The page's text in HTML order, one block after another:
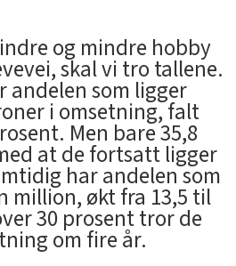
og mindre hobby
skal vi tro tallene.
andelen som ligger
i omsetning, falt
Men bare 35,8
at de fortsatt ligger
har andelen som
million, økt fra 13,5 til
30 prosent tror de
om fire år.